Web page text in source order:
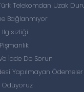
Telekomdan Uzak
Bağlanmıyor
Ilgisizliği
İade De Sorun
Yapılmayan Ödemeler